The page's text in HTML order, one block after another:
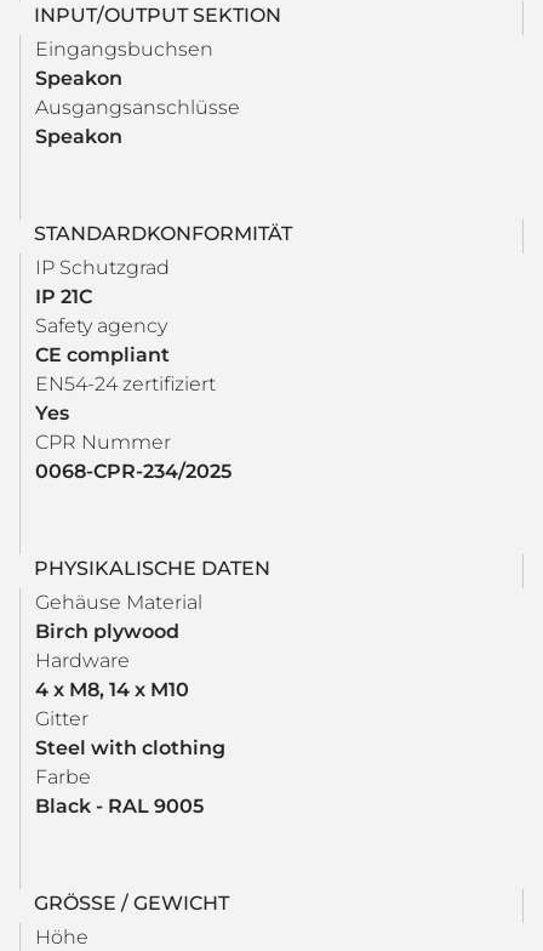
INPUT/OUTPUT SEKTION
Eingangsbuchsen
Speakon
Ausgangsanschlüsse
Speakon
STANDARDKONFORMITÄT
IP Schutzgrad
IP 21C
Safety agency
CE compliant
EN54-24 zertifiziert
Yes
CPR Nummer
0068-CPR-234/2025
PHYSIKALISCHE DATEN
Gehäuse Material
Birch plywood
Hardware
4 x M8, 14 x M10
Gitter
Steel with clothing
Farbe
Black - RAL 9005
GRÖSSE / GEWICHT
Höhe